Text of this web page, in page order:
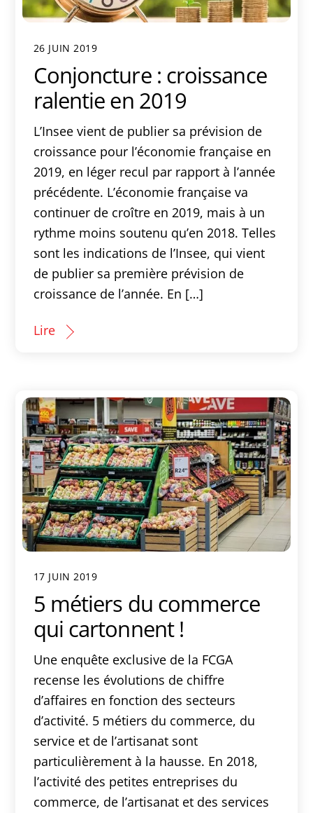
26 JUIN 2019
Conjoncture : croissance
ralentie en 2019
L’Insee vient de publier sa prévision de
croissance pour l’économie française en
2019, en léger recul par rapport à l’année
précédente. L’économie française va
continuer de croître en 2019, mais à un
rythme moins soutenu qu’en 2018. Telles
sont les indications de l’Insee, qui vient
de publier sa première prévision de
croissance de l’année. En […]
Lire
17 JUIN 2019
5 métiers du commerce
qui cartonnent !
Une enquête exclusive de la FCGA
recense les évolutions de chiffre
d’affaires en fonction des secteurs
d’activité. 5 métiers du commerce, du
service et de l’artisanat sont
particulièrement à la hausse. En 2018,
l’activité des petites entreprises du
commerce, de l’artisanat et des services